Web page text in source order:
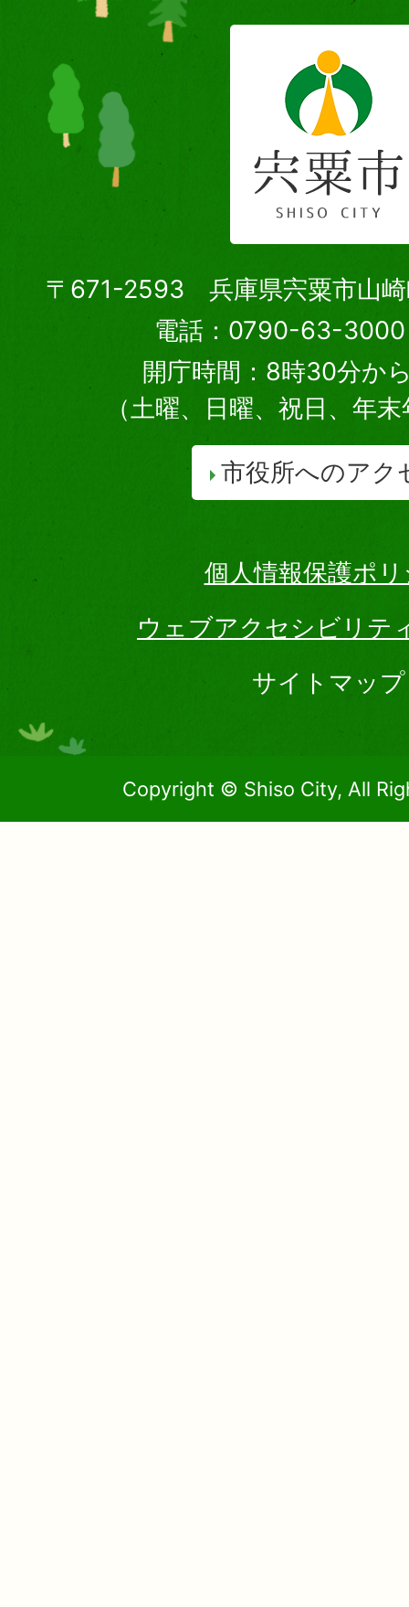
〒671-2593 兵庫県宍粟市山崎
電話：0790-63-3000
開庁時間：8時30分か
（土曜、日曜、祝日、年
市役所へのアク
個人情報保護ポ
ウェブアクセシビリテ
サイトマップ
Copyright © Shiso City, All